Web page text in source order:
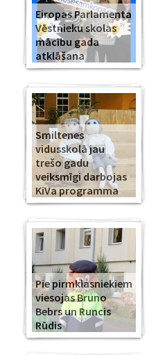
Eiropas Parlamenta
Vēstnieku skolas
mācību gada
atklāšana
Smiltenes
vidusskolā jau
trešo gadu
veiksmīgi darbojas
KiVa programma
Pie pirmklasniekiem
viesojas Bruno
Bebrs un Runcis
Rūdis